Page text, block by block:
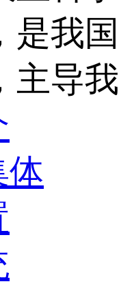
是我
主导
体